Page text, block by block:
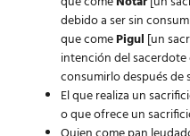
debido a ser sin
que comePigul [un
intención del
consumirlo después
El que realiza un
o que ofrece un